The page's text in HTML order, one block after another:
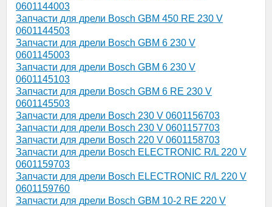
0601144003
Запчасти для дрели Bosch GBM 450 RE 230 V
0601144503
Запчасти для дрели Bosch GBM 6 230 V
0601145003
Запчасти для дрели Bosch GBM 6 230 V
0601145103
Запчасти для дрели Bosch GBM 6 RE 230 V
0601145503
Запчасти для дрели Bosch 230 V 0601156703
Запчасти для дрели Bosch 230 V 0601157703
Запчасти для дрели Bosch 220 V 0601158703
Запчасти для дрели Bosch ELECTRONIC R/L 220 V
0601159703
Запчасти для дрели Bosch ELECTRONIC R/L 220 V
0601159760
Запчасти для дрели Bosch GBM 10-2 RE 220 V